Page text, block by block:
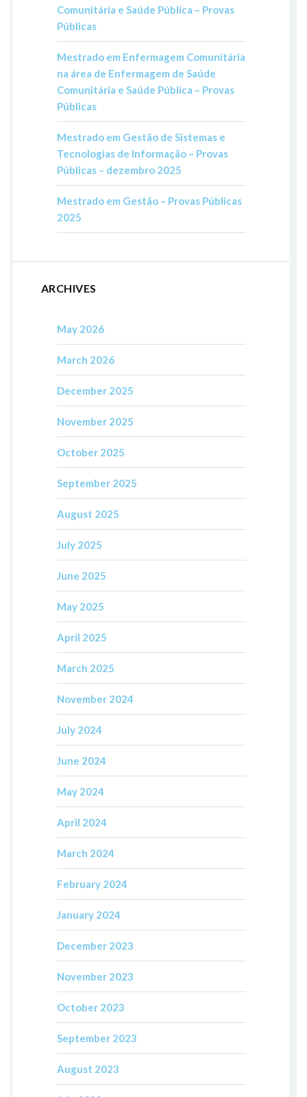
Comunitária e Saúde Pública – Provas
Públicas
Mestrado em Enfermagem Comunitária
na área de Enfermagem de Saúde
Comunitária e Saúde Pública – Provas
Públicas
Mestrado em Gestão de Sistemas e
Tecnologias de Informação – Provas
Públicas – dezembro 2025
Mestrado em Gestão – Provas Públicas
2025
ARCHIVES
May 2026
March 2026
December 2025
November 2025
October 2025
September 2025
August 2025
July 2025
June 2025
May 2025
April 2025
March 2025
November 2024
July 2024
June 2024
May 2024
April 2024
March 2024
February 2024
January 2024
December 2023
November 2023
October 2023
September 2023
August 2023